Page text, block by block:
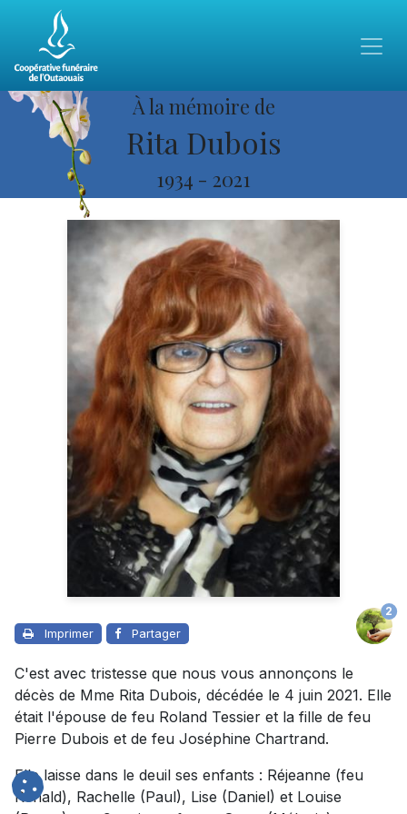
À la mémoire de
Rita Dubois
1934 - 2021
Imprimer Partager
2
C'est avec tristesse que nous vous annonçons le
décès de Mme Rita Dubois, décédée le 4 juin 2021. Elle
était l'épouse de feu Roland Tessier et la fille de feu
Pierre Dubois et de feu Joséphine Chartrand.
Elle laisse dans le deuil ses enfants : Réjeanne (feu
Rénald), Rachelle (Paul), Lise (Daniel) et Louise